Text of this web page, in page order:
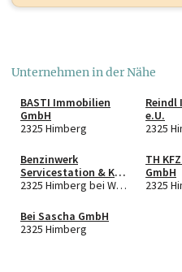
Unternehmen in der Nähe
BASTI Immobilien
GmbH
2325 Himberg
Reindl
e.U.
2325
Benzinwerk
Servicestation & KFZ
Handel e.U.
2325 Himberg bei Wien
TH
GmbH
2325
Bei Sascha GmbH
2325 Himberg